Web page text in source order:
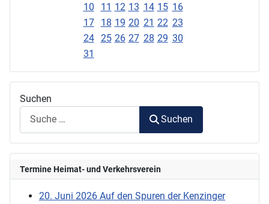
10
11 12 13 14 15 16
17
18 19 20 21 22 23
24
25 26 27 28 29 30
31
Suchen
Suchen
Termine Heimat- und Verkehrsverein
20. Juni 2026 Auf den Spuren der Kenzinger